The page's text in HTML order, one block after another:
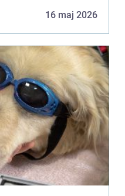
16 maj 2026